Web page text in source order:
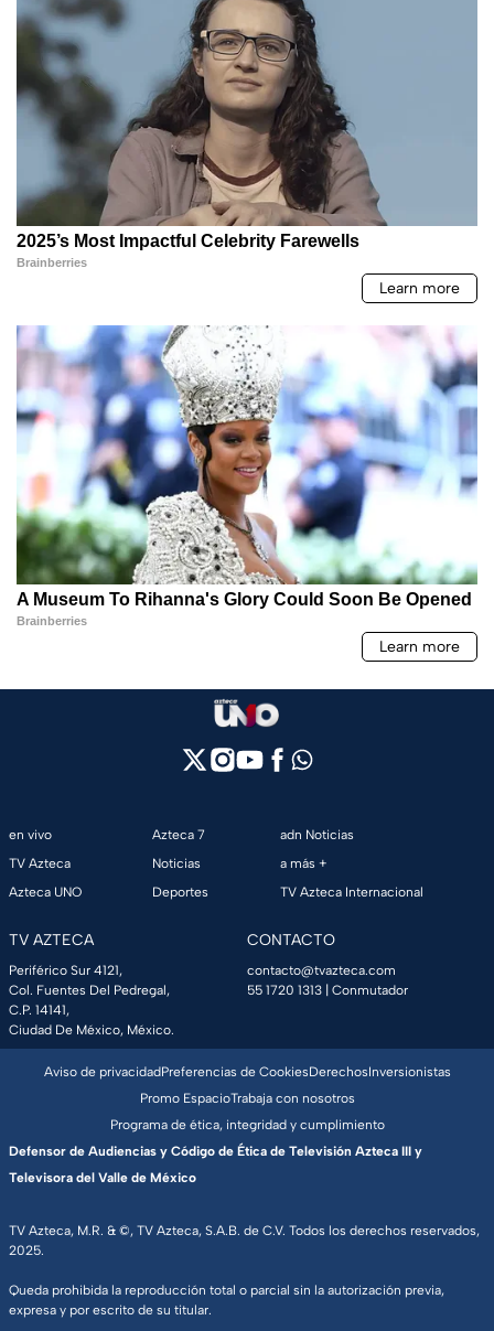
en vivo
TV Azteca
Azteca UNO
Azteca 7
Noticias
Deportes
adn Noticias
a más +
TV Azteca Internacional
TV AZTECA
Periférico Sur 4121,
Col. Fuentes Del Pedregal,
C.P. 14141,
Ciudad De México, México.
CONTACTO
contacto@tvazteca.com
55 1720 1313 | Conmutador
TV Azteca, M.R. & ©, TV Azteca, S.A.B. de C.V. Todos los derechos reservados,
2025.
Queda prohibida la reproducción total o parcial sin la autorización previa,
expresa y por escrito de su titular.
Aviso de privacidadPreferencias de CookiesDerechosInversionistas
Promo EspacioTrabaja con nosotros
Programa de ética, integridad y cumplimiento
Defensor de Audiencias y Código de Ética de Televisión Azteca III y
Televisora del Valle de México